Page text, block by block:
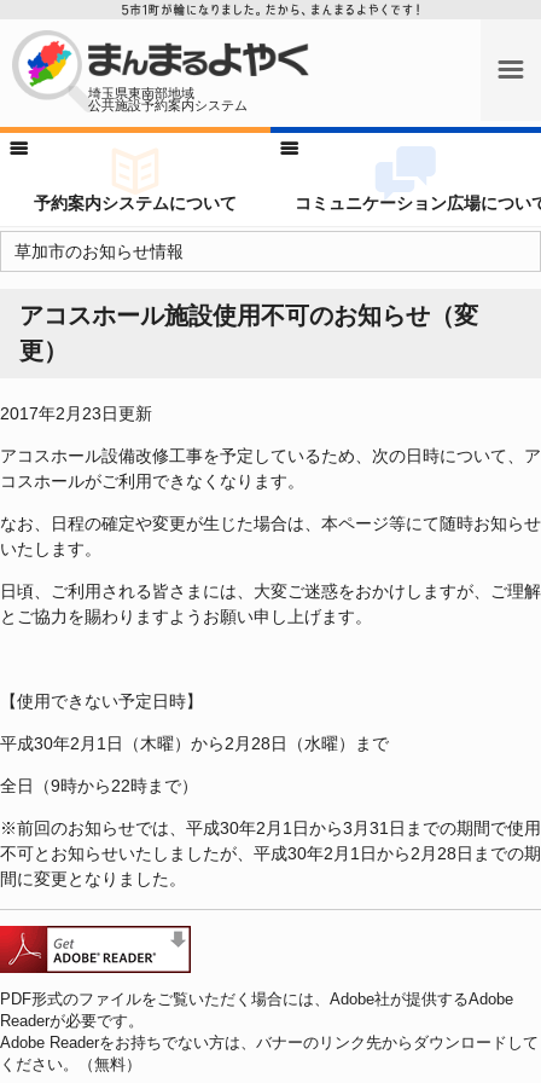
埼玉県東南部地域
公共施設予約案内システム
予約案内システムについて コミュニケーション広場につい
草加市のお知らせ情報
アコスホール施設使用不可のお知らせ（変
更）
2017年2月23日更新
アコスホール設備改修工事を予定しているため、次の日時について、ア
コスホールがご利用できなくなります。
なお、日程の確定や変更が生じた場合は、本ページ等にて随時お知らせ
いたします。
日頃、ご利用される皆さまには、大変ご迷惑をおかけしますが、ご理解
とご協力を賜わりますようお願い申し上げます。
【使用できない予定日時】
平成30年2月1日（木曜）から2月28日（水曜）まで
全日（9時から22時まで）
※前回のお知らせでは、平成30年2月1日から3月31日までの期間で使用
不可とお知らせいたしましたが、平成30年2月1日から2月28日までの期
間に変更となりました。
PDF形式のファイルをご覧いただく場合には、Adobe社が提供するAdobe
Readerが必要です。
Adobe Readerをお持ちでない方は、バナーのリンク先からダウンロードして
ください。（無料）